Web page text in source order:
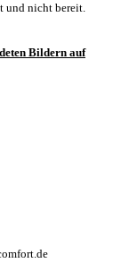
und nicht bereit.
Bildern auf